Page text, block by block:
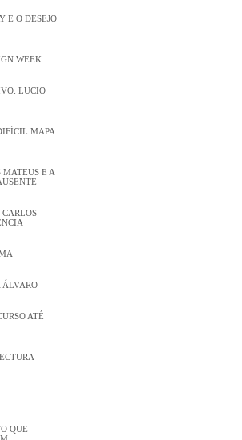
E O DESEJO
WEEK
LUCIO
MAPA
E A
ATÉ
QUE